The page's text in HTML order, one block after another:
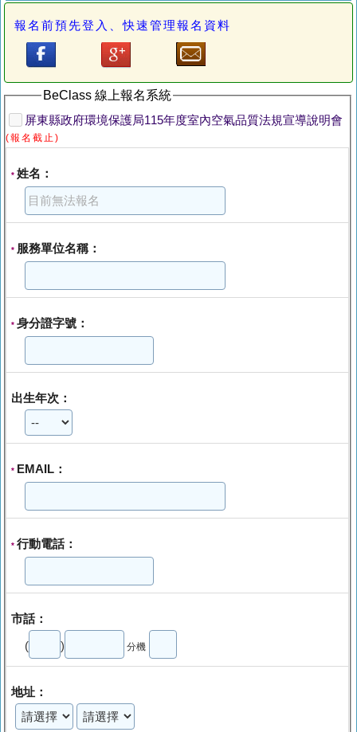
報名前預先登入、快速管理報名資料
BeClass 線上報名系統
屏東縣政府環境保護局115年度室內空氣品質法規宣導說明會
(報名截止)
* 姓名：
* 服務單位名稱：
* 身分證字號：
出生年次：
* EMAIL：
* 行動電話：
市話：
( ) 分機
地址：